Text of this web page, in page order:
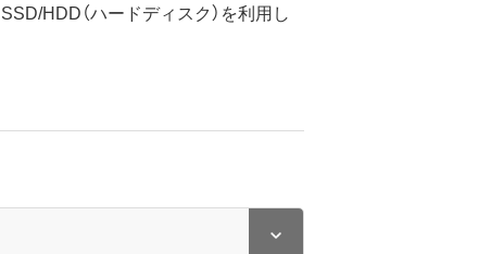
HDD（ハードディスク）を利用し